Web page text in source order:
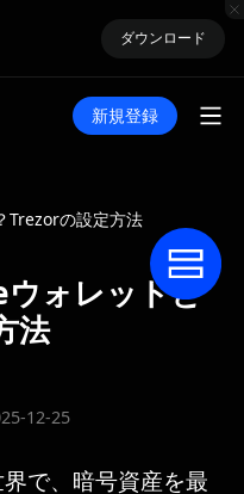
ダウンロード
新規登録
Trezorの設定方法
ォレットと
法
12-25
で、暗号資産を最